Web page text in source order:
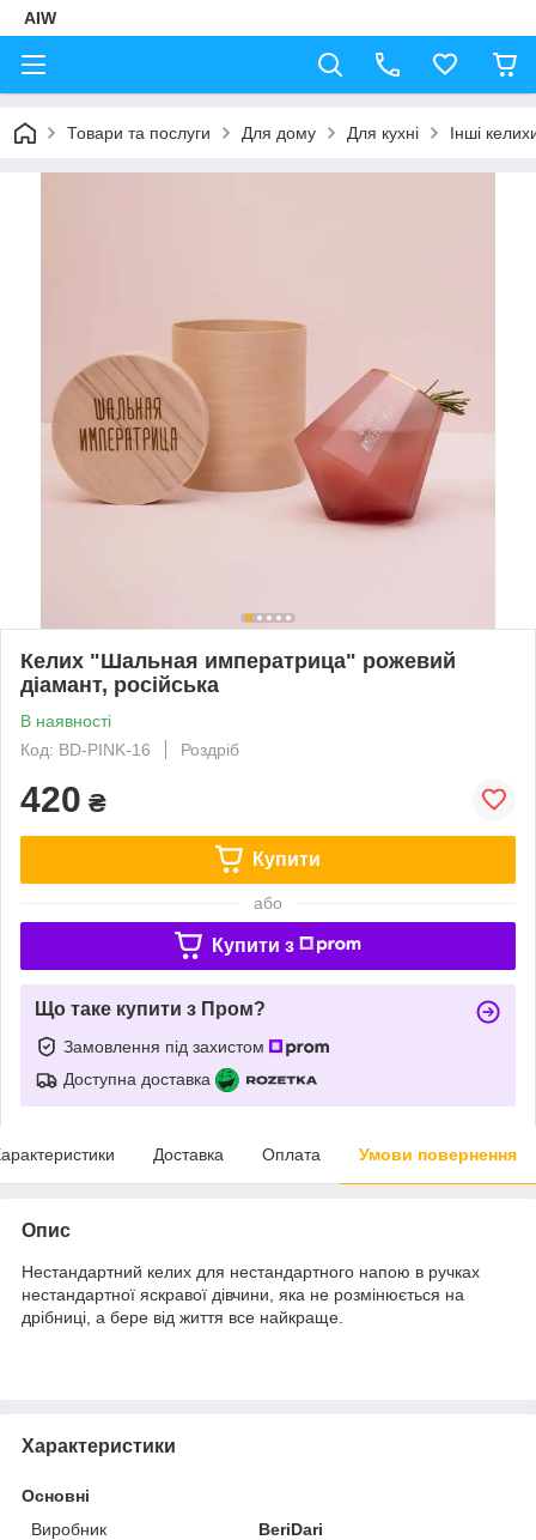
AIW
Товари та послуги Для дому Для кухні Інші
Келих "Шальная императрица" рожевий
діамант, російська
В наявності
Код: BD-PINK-16
Роздріб
420 ₴
Купити
або
Купити з
Що таке купити з Пром?
Замовлення під захистом
Доступна доставка
Доставка Оплата Умови повернення
Опис
Нестандартний келих для нестандартного напою в ручках
нестандартної яскравої дівчини, яка не розмінюється на
дрібниці, а бере від життя все найкраще.
Характеристики
Основні
Виробник
BeriDari